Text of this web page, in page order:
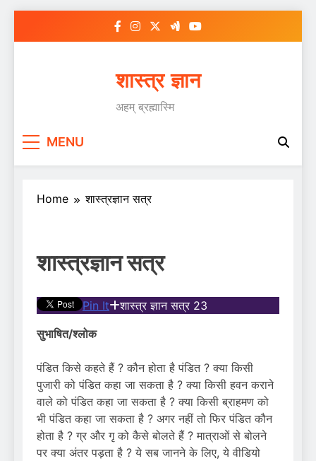
शास्त्र ज्ञान
अहम् ब्रह्मास्मि
MENU
Home शास्त्रज्ञान सत्र
शास्त्रज्ञान सत्र
Pin It
शास्त्र ज्ञान सत्र 23
सुभाषित/श्लोक
पंडित किसे कहते हैं ? कौन होता है पंडित ? क्या किसी
पुजारी को पंडित कहा जा सकता है ? क्या किसी हवन कराने
वाले को पंडित कहा जा सकता है ? क्या किसी ब्राहमण को
भी पंडित कहा जा सकता है ? अगर नहीं तो फिर पंडित कौन
होता है ? ग्र और गृ को कैसे बोलते हैं ? मात्राओं से बोलने
पर क्या अंतर पड़ता है ? ये सब जानने के लिए, ये वीडियो